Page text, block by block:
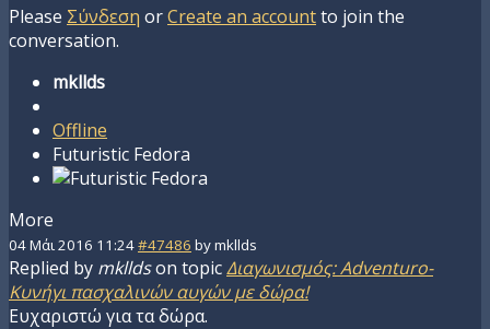
Please Σύνδεση orCreate an accountto join the
conversation.
mkllds
Offline
Futuristic Fedora
More
04 Μάι 2016 11:24#47486 bymkllds
Replied by mklldson topicΔιαγωνισμός: Adventuro-
Κυνήγι πασχαλινών αυγών με δώρα!
Ευχαριστώ για τα δώρα.